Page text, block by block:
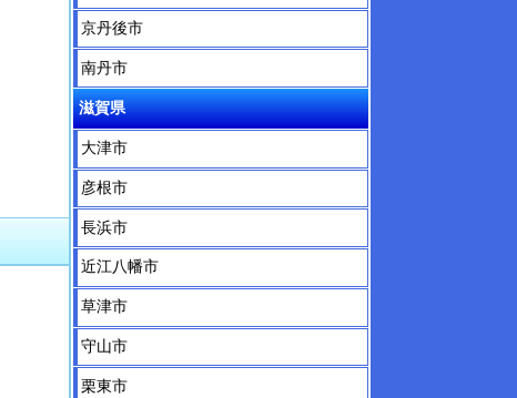
京丹後市
南丹市
滋賀県
大津市
彦根市
長浜市
近江八幡市
草津市
守山市
栗東市